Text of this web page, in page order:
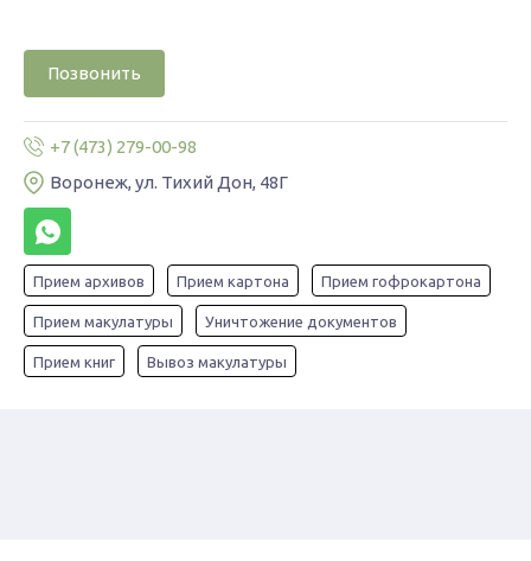
Позвонить
+7 (473) 279-00-98
Воронеж, ул. Тихий Дон, 48Г
Прием архивов Прием картона Прием гофрокартона
Прием макулатуры Уничтожение документов
Прием книг Вывоз макулатуры